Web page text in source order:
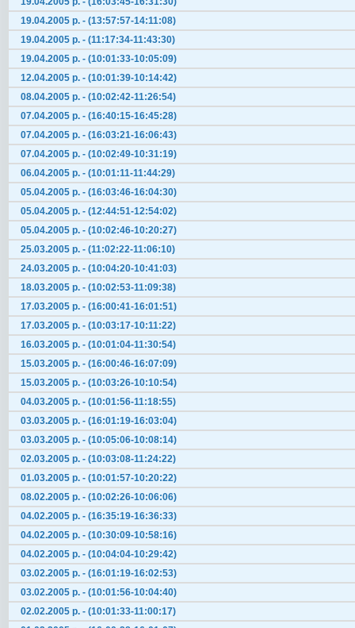
19.04.2005 р. - (13:57:57-14:11:08)
19.04.2005 р. - (11:17:34-11:43:30)
19.04.2005 р. - (10:01:33-10:05:09)
12.04.2005 р. - (10:01:39-10:14:42)
08.04.2005 р. - (10:02:42-11:26:54)
07.04.2005 р. - (16:40:15-16:45:28)
07.04.2005 р. - (16:03:21-16:06:43)
07.04.2005 р. - (10:02:49-10:31:19)
06.04.2005 р. - (10:01:11-11:44:29)
05.04.2005 р. - (16:03:46-16:04:30)
05.04.2005 р. - (12:44:51-12:54:02)
05.04.2005 р. - (10:02:46-10:20:27)
25.03.2005 р. - (11:02:22-11:06:10)
24.03.2005 р. - (10:04:20-10:41:03)
18.03.2005 р. - (10:02:53-11:09:38)
17.03.2005 р. - (16:00:41-16:01:51)
17.03.2005 р. - (10:03:17-10:11:22)
16.03.2005 р. - (10:01:04-11:30:54)
15.03.2005 р. - (16:00:46-16:07:09)
15.03.2005 р. - (10:03:26-10:10:54)
04.03.2005 р. - (10:01:56-11:18:55)
03.03.2005 р. - (16:01:19-16:03:04)
03.03.2005 р. - (10:05:06-10:08:14)
02.03.2005 р. - (10:03:08-11:24:22)
01.03.2005 р. - (10:01:57-10:20:22)
08.02.2005 р. - (10:02:26-10:06:06)
04.02.2005 р. - (16:35:19-16:36:33)
04.02.2005 р. - (10:30:09-10:58:16)
04.02.2005 р. - (10:04:04-10:29:42)
03.02.2005 р. - (16:01:19-16:02:53)
03.02.2005 р. - (10:01:56-10:04:40)
02.02.2005 р. - (10:01:33-11:00:17)